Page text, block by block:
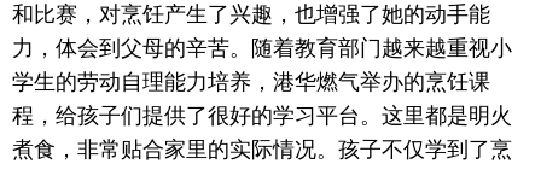
和比赛，对烹饪产生了兴趣，也增强了她的动手能
力，体会到父母的辛苦。随着教育部门越来越重视小
学生的劳动自理能力培养，港华燃气举办的烹饪课
程，给孩子们提供了很好的学习平台。这里都是明火
煮食，非常贴合家里的实际情况。孩子不仅学到了烹